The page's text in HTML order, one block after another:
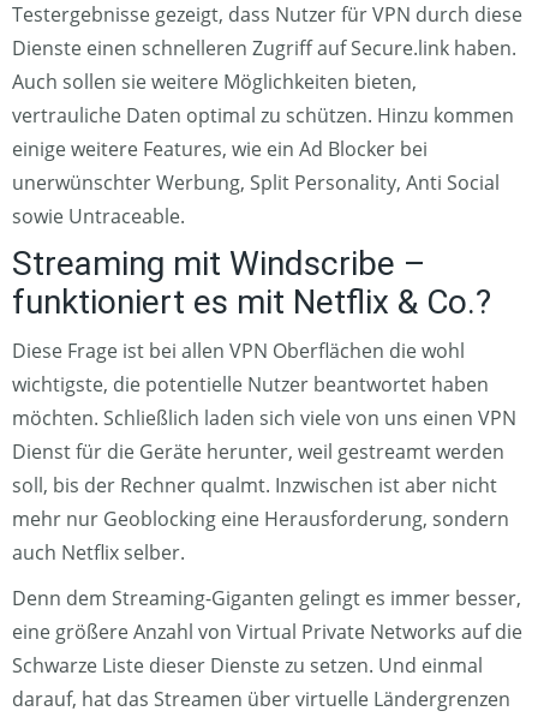
Testergebnisse gezeigt, dass Nutzer für VPN durch diese
Dienste einen schnelleren Zugriff auf Secure.link haben.
Auch sollen sie weitere Möglichkeiten bieten,
vertrauliche Daten optimal zu schützen. Hinzu kommen
einige weitere Features, wie ein Ad Blocker bei
unerwünschter Werbung, Split Personality, Anti Social
sowie Untraceable.
Streaming mit Windscribe –
funktioniert es mit Netflix & Co.?
Diese Frage ist bei allen VPN Oberflächen die wohl
wichtigste, die potentielle Nutzer beantwortet haben
möchten. Schließlich laden sich viele von uns einen VPN
Dienst für die Geräte herunter, weil gestreamt werden
soll, bis der Rechner qualmt. Inzwischen ist aber nicht
mehr nur Geoblocking eine Herausforderung, sondern
auch Netflix selber.
Denn dem Streaming-Giganten gelingt es immer besser,
eine größere Anzahl von Virtual Private Networks auf die
Schwarze Liste dieser Dienste zu setzen. Und einmal
darauf, hat das Streamen über virtuelle Ländergrenzen